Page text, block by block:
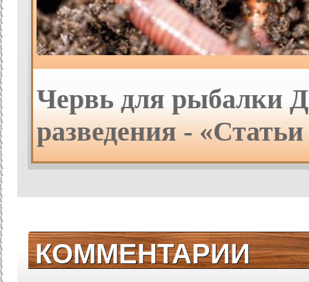
Червь для рыбалки
разведения -
КОММЕНТАРИИ